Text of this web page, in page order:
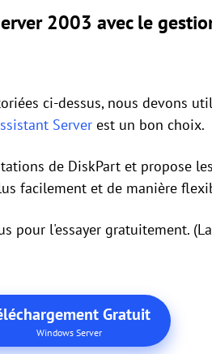
2003 avec le
ci-dessus, nous devons
Server est un bon choix.
de DiskPart et propose
facilement et de manière
pour l'essayer gratuitement.
Gratuit
Windows Server